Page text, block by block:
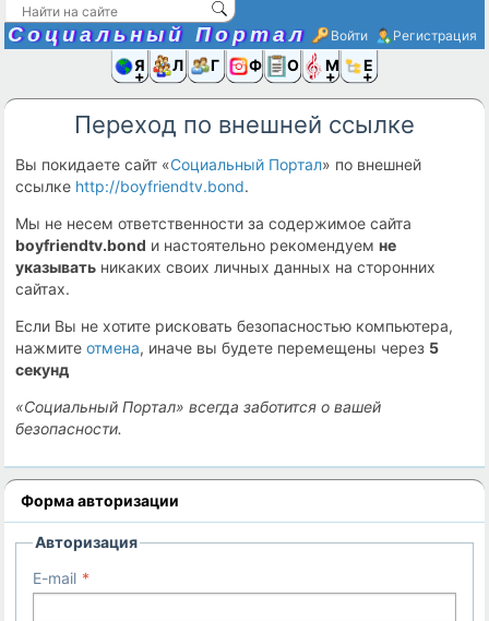
Социальный Портал Войти Регистрация
Я иЛюди
Группы
Фото Ещё
Переход по внешней ссылке
Вы покидаете сайт «Социальный Портал» по внешней
ссылке http://boyfriendtv.bond.
Мы не несем ответственности за содержимое сайта
boyfriendtv.bond и настоятельно рекомендуемне
указывать никаких своих личных данных на сторонних
сайтах.
Если Вы не хотите рисковать безопасностью компьютера,
нажмитеотмена, иначе вы будете перемещены через 5
секунд
«Социальный Портал» всегда заботится о вашей
безопасности.
Форма авторизации
Авторизация
E-mail